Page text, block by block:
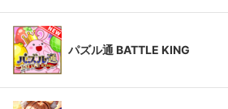
パズル通 BATTLE KING